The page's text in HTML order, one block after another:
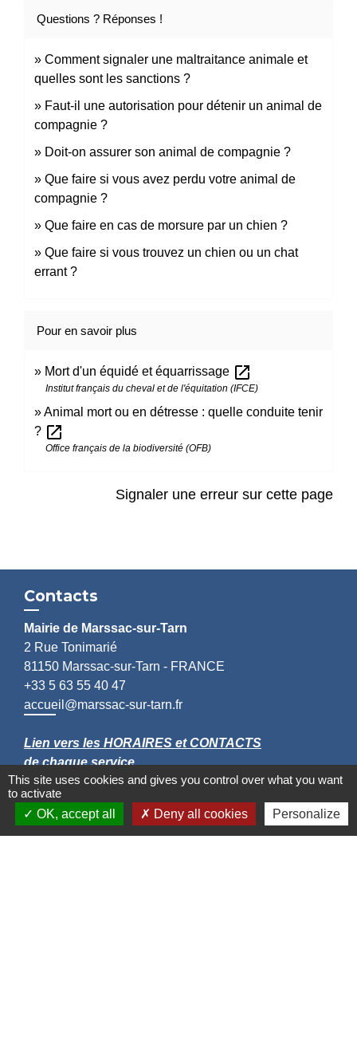
Questions ? Réponses !
Comment signaler une maltraitance animale et
quelles sont les sanctions ?
Faut-il une autorisation pour détenir un animal de
compagnie ?
Doit-on assurer son animal de compagnie ?
Que faire si vous avez perdu votre animal de
compagnie ?
Que faire en cas de morsure par un chien ?
Que faire si vous trouvez un chien ou un chat
errant ?
Pour en savoir plus
Mort d'un équidé et équarrissage open_in_new
Institut français du cheval et de l'équitation (IFCE)
Animal mort ou en détresse : quelle conduite tenir
? open_in_new
Office français de la biodiversité (OFB)
Signaler une erreur sur cette page
Contacts
Mairie de Marssac-sur-Tarn
2 Rue Tonimarié
81150 Marssac-sur-Tarn - FRANCE
+33 5 63 55 40 47
accueil@marssac-sur-tarn.fr
Lien vers les HORAIRES et CONTACTS
de chaque service
This site uses cookies and gives you control over what you want
to activate
OK, accept all
Deny all cookies Personalize